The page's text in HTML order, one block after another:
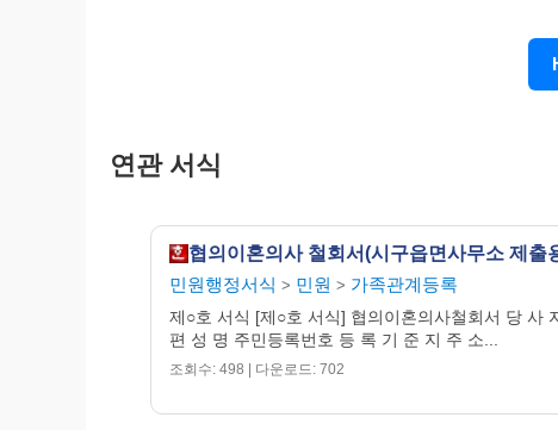
연관 서식
협의이혼의사 철회서(시구읍면사무소 제출
민원행정서식 > 민원 > 가족관계등록
제○호 서식 [제○호 서식] 협의이혼의사철회서 당 사
편 성 명 주민등록번호 등 록 기 준 지 주 소...
조회수: 498 | 다운로드: 702